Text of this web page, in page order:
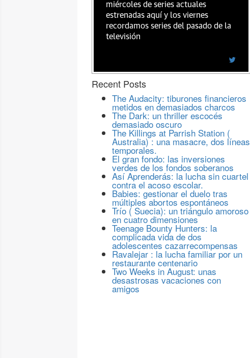
miércoles de series actuales
estrenadas aquí y los viernes
recordamos series del pasado de la
televisión
Recent Posts
The Audacity: tiburones financieros
metidos en demasiados charcos
The Dark: un thriller escocés
demasiado oscuro
The Killings at Parrish Station (
Australia) : una masacre, dos líneas
temporales.
El gran fondo: las inversiones
verdes de los fondos soberanos
Así Aprenderás: la lucha sin cuartel
contra el acoso escolar.
Babies: gestionar el duelo tras
múltiples abortos espontáneos
Trío ( Suecia): un triángulo amoroso
en cuatro dimensiones
Teenage Bounty Hunters: la
complicada vida de dos
adolescentes cazarrecompensas
Ravalejar : la lucha familiar por un
restaurante centenario
Two Weeks in August: unas
desastrosas vacaciones con
amigos